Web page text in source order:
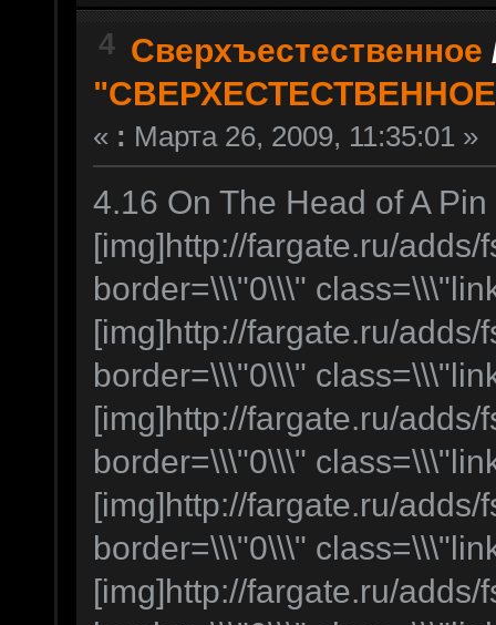
4 Сверхъестественное
« : Марта 26, 2009, 11:35:01 »
4.16 On The Head of A
[img]http://fargate.ru/
border=\\\"0\\\"
[img]http://fargate.ru/
border=\\\"0\\\"
[img]http://fargate.ru/
border=\\\"0\\\"
[img]http://fargate.ru/
border=\\\"0\\\"
[img]http://fargate.ru/